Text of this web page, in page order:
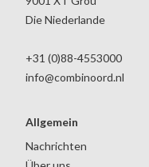
Die Niederlande
+31 (0)88-4553000
info@combinoord.nl
Allgemein
Nachrichten